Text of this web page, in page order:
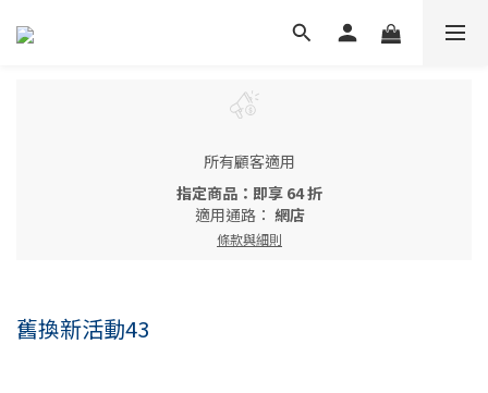
所有顧客適用
指定商品：即享 64 折
適用通路： 網店
條款與細則
舊換新活動43